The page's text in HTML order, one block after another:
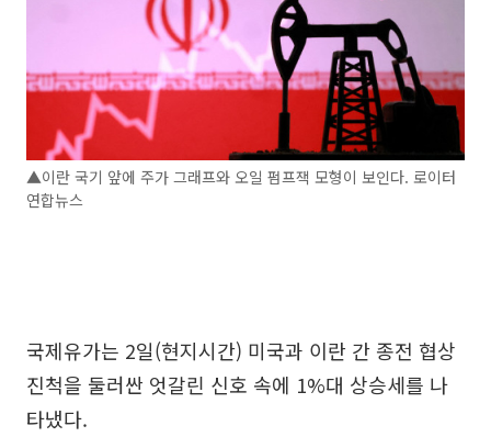
▲이란 국기 앞에 주가 그래프와 오일 펌프잭 모형이 보인다. 로이터
연합뉴스
국제유가는 2일(현지시간) 미국과 이란 간 종전 협상
진척을 둘러싼 엇갈린 신호 속에 1%대 상승세를 나
타냈다.